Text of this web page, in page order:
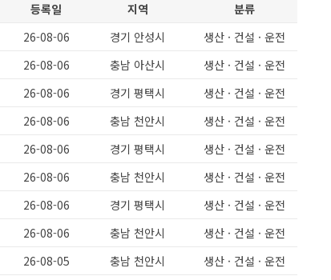
등록일 지역
분류
26-08-06 경기 안성시
생산 · 건설 · 운전
26-08-06 충남 아산시
생산 · 건설 · 운전
26-08-06 경기 평택시
생산 · 건설 · 운전
26-08-06 충남 천안시
생산 · 건설 · 운전
26-08-06 경기 평택시
생산 · 건설 · 운전
26-08-06 충남 천안시
생산 · 건설 · 운전
26-08-06 경기 평택시
생산 · 건설 · 운전
26-08-06 충남 천안시
생산 · 건설 · 운전
26-08-05 충남 천안시
생산 · 건설 · 운전